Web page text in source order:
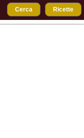
Cerca Ricette